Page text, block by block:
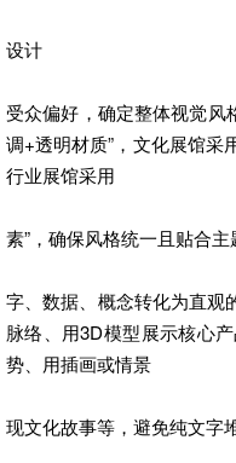
设计
受众偏好，确定整体视觉风
调+透明材质”，文化展馆采
行业展馆采用
素”，确保风格统一且贴合主
字、数据、概念转化为直观
脉络、用3D模型展示核心
势、用插画或情景
现文化故事等，避免纯文字